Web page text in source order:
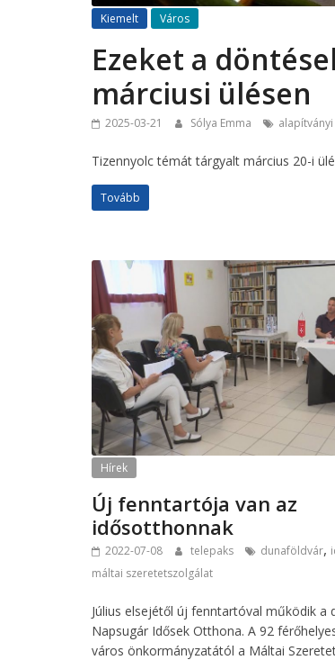
Kiemelt Város
Ezeket a
márciusi ülésen
2025-03-21 Sólya Emma
Tizennyolc témát tárgyalt március 20-i
Tovább
Hírek
Új fenntartója van az
idősotthonnak
2022-07-08 telepaks dunaföldvár,
máltai szeretetszolgálat
Július elsejétől új fenntartóval működik a
Napsugár Idősek Otthona. A 92
város önkormányzatától a Máltai